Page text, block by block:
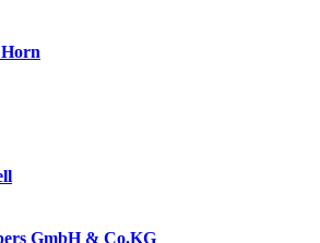
GmbH & Co.KG